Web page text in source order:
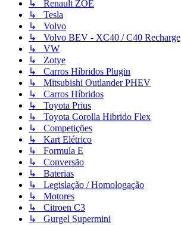
↳ Renault ZOE
↳ Tesla
↳ Volvo
↳ Volvo BEV - XC40 / C40 Recharge
↳ VW
↳ Zotye
↳ Carros Híbridos Plugin
↳ Mitsubishi Outlander PHEV
↳ Carros Híbridos
↳ Toyota Prius
↳ Toyota Corolla Hibrido Flex
↳ Competições
↳ Kart Elétrico
↳ Formula E
↳ Conversão
↳ Baterias
↳ Legislação / Homologação
↳ Motores
↳ Citroen C3
↳ Gurgel Supermini